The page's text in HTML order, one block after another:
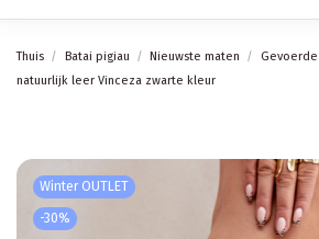
Thuis Batai pigiau Nieuwste maten
natuurlijk leer Vinceza zwarte kleur
Winter OUTLET
-30%